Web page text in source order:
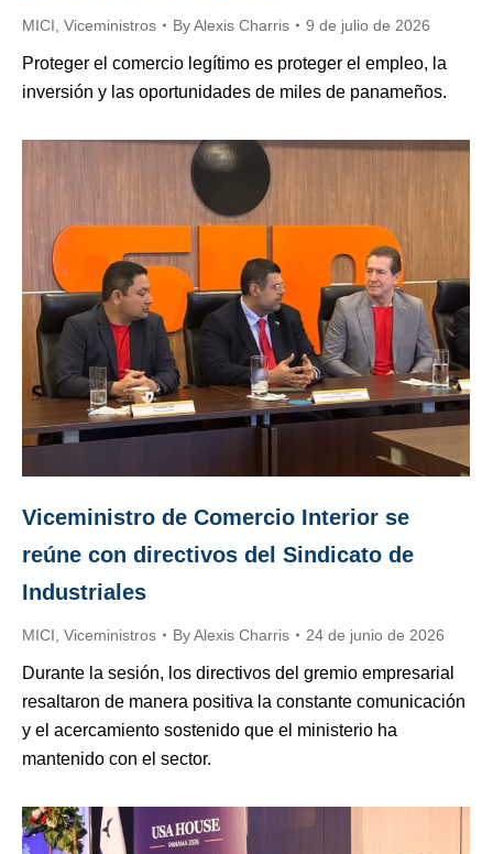
MICI, Viceministros ByAlexis Charris 9 de julio de 2026
Proteger el comercio legítimo es proteger el empleo, la
inversión y las oportunidades de miles de panameños.
Viceministro de Comercio Interior se
reúne con directivos del Sindicato de
Industriales
MICI Viceministros ByAlexis Charris 24 de junio de 2026
Durante la sesión, los directivos del gremio empresarial
resaltaron de manera positiva la constante comunicación
y el acercamiento sostenido que el ministerio ha
mantenido con el sector.